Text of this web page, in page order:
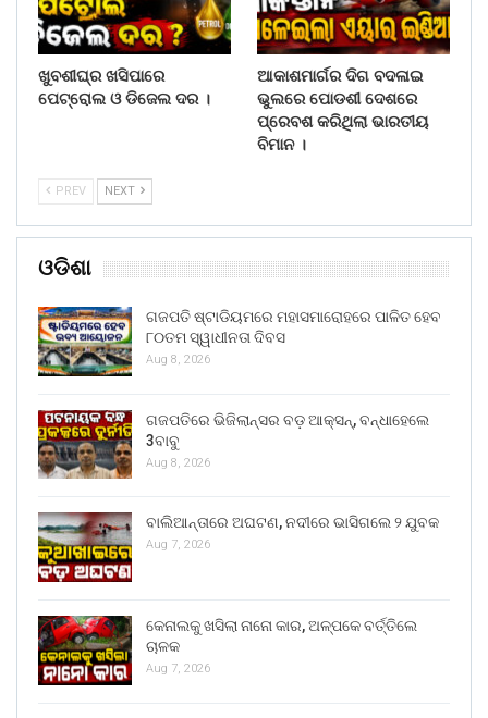
ଖୁବଶୀଘ୍ର ଖସିପାରେ
ପେଟ୍ରୋଲ ଓ ଡିଜେଲ ଦର ।
ଆକାଶମାର୍ଗର ଦିଗ ବଦଳାଇ
ଭୁଲରେ ପୋଡଶୀ ଦେଶରେ
ପ୍ରେବଶ କରିଥିଲା ଭାରତୀୟ
ବିମାନ ।
PREV NEXT
ଓଡିଶା
ଗଜପତି ଷ୍ଟାଡିୟମରେ ମହାସମାରୋହରେ ପାଳିତ ହେବ
୮୦ତମ ସ୍ୱାଧୀନତା ଦିବସ
Aug 8, 2026
ଗଜପତିରେ ଭିଜିଲାନ୍ସର ବଡ଼ ଆକ୍ସନ୍, ବନ୍ଧାହେଲେ
3ବାବୁ
Aug 8, 2026
ବାଲିଆନ୍ତାରେ ଅଘଟଣ, ନଦୀରେ ଭାସିଗଲେ ୨ ଯୁବକ
Aug 7, 2026
କେନାଲକୁ ଖସିଲା ନାନୋ କାର, ଅଳ୍ପକେ ବର୍ତ୍ତିଲେ
ଚାଳକ
Aug 7, 2026